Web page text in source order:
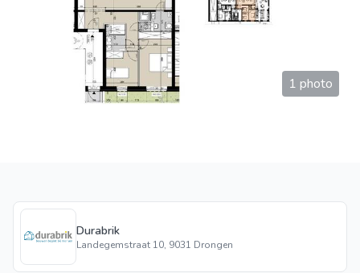
1 photo
Durabrik
Landegemstraat 10, 9031 Drongen